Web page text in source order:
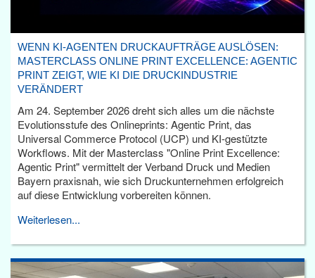
WENN KI-AGENTEN DRUCKAUFTRÄGE AUSLÖSEN:
MASTERCLASS ONLINE PRINT EXCELLENCE: AGENTIC
PRINT ZEIGT, WIE KI DIE DRUCKINDUSTRIE
VERÄNDERT
Am 24. September 2026 dreht sich alles um die nächste
Evolutionsstufe des Onlineprints: Agentic Print, das
Universal Commerce Protocol (UCP) und KI-gestützte
Workflows. Mit der Masterclass "Online Print Excellence:
Agentic Print" vermittelt der Verband Druck und Medien
Bayern praxisnah, wie sich Druckunternehmen erfolgreich
auf diese Entwicklung vorbereiten können.
Weiterlesen...